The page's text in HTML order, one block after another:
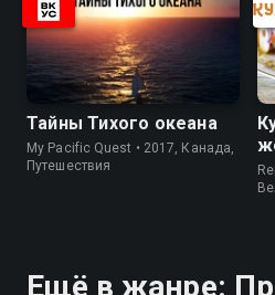
Тайны Тихого океана
My Pacific Quest • 2017, Канада,
Путешествия
Ещё в жанре: